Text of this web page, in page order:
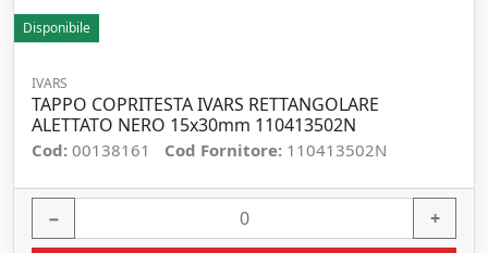
Disponibile
IVARS
TAPPO COPRITESTA IVARS RETTANGOLARE
ALETTATO NERO 15x30mm 110413502N
Cod: 00138161 Cod Fornitore: 110413502N
− +